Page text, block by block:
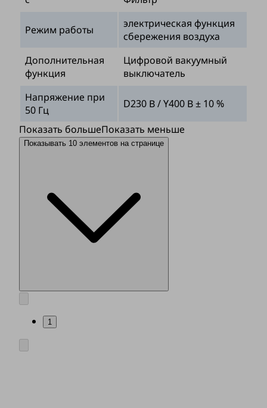
Режим работы
электрическая функция
сбережения воздуха
Дополнительная
функция
Цифровой вакуумный
выключатель
Напряжение при
50 Гц
D230 В / Y400 В ± 10 %
Показать большеПоказать меньше
Показывать 10 элементов на странице
1